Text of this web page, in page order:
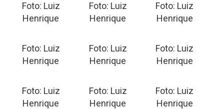
Foto: Luiz
Henrique
Foto: Luiz
Henrique
Foto: Luiz
Henrique
Foto: Luiz
Henrique
Foto: Luiz
Henrique
Foto: Luiz
Henrique
Foto: Luiz
Henrique
Foto: Luiz
Henrique
Foto: Luiz
Henrique